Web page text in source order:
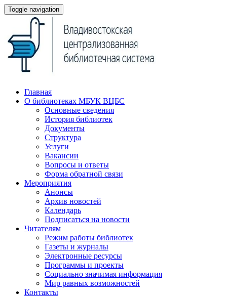
Toggle navigation
Главная
О библиотеках МБУК ВЦБС
Основные сведения
История библиотек
Документы
Структура
Услуги
Вакансии
Вопросы и ответы
Форма обратной связи
Мероприятия
Анонсы
Архив новостей
Календарь
Подписаться на новости
Читателям
Режим работы библиотек
Газеты и журналы
Электронные ресурсы
Программы и проекты
Социально значимая информация
Мир равных возможностей
Контакты